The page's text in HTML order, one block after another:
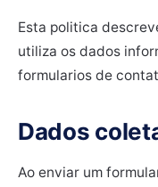
Esta politica
utiliza os dados
formularios de
Dados
Ao enviar um